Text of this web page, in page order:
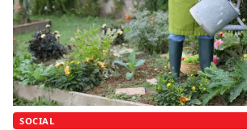
SOCIAL